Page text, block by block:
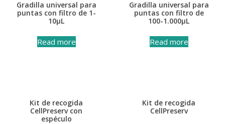
Gradilla universal para
puntas con filtro de 1-
10μL
Read more
Gradilla universal para
puntas con filtro de
100-1.000μL
Read more
Kit de recogida
CellPreserv con
espéculo
Kit de recogida
CellPreserv